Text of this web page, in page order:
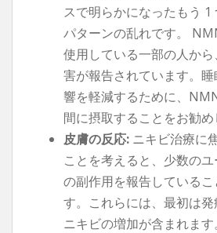
スで明らかになったもう 1
パターンの乱れです。
使用している一部の人か
害が報告されています。
響を軽減するために、
間に摂取することをお勧め
皮膚の反応: ニキビ治療に
ことを考えると、少数の
の副作用を報告している
す。これらには、最初は
ニキビの増加が含まれま